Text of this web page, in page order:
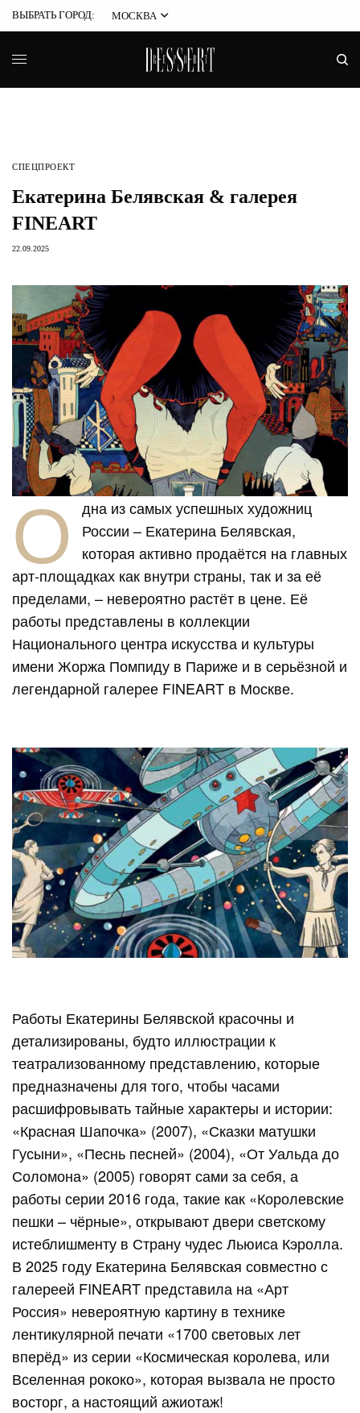
ВЫБРАТЬ ГОРОД: МОСКВА
СПЕЦПРОЕКТ
Екатерина Белявская & галерея
FINEART
22.09.2025
О дна из самых успешных художниц
России – Екатерина Белявская,
которая активно продаётся на главных
арт-площадках как внутри страны, так и за её
пределами, – невероятно растёт в цене. Её
работы представлены в коллекции
Национального центра искусства и культуры
имени Жоржа Помпиду в Париже и в серьёзной и
легендарной галерее FINEART в Москве.
Работы Екатерины Белявской красочны и
детализированы, будто иллюстрации к
театрализованному представлению, которые
предназначены для того, чтобы часами
расшифровывать тайные характеры и истории:
«Красная Шапочка» (2007), «Сказки матушки
Гусыни», «Песнь песней» (2004), «От Уальда до
Соломона» (2005) говорят сами за себя, а
работы серии 2016 года, такие как «Королевские
пешки – чёрные», открывают двери светскому
истеблишменту в Страну чудес Льюиса Кэролла.
В 2025 году Екатерина Белявская совместно с
галереей FINEART представила на «Арт
Россия» невероятную картину в технике
лентикулярной печати «1700 световых лет
вперёд» из серии «Космическая королева, или
Вселенная рококо», которая вызвала не просто
восторг, а настоящий ажиотаж!